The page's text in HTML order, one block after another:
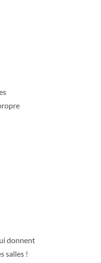
donnent
salles !